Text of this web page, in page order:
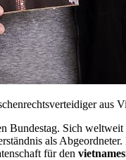
aus
Bundestag. Sich
als
für den